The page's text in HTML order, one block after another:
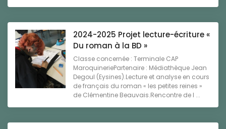
2024-2025 Projet lecture-écriture «
Du roman à la BD »
Classe concernée : Terminale CAP
MaroquineriePartenaire : Médiathèque Jean
Degoul (Eysines).Lecture et analyse en cours
de français du roman « les petites reines »
de Clémentine Beauvais.Rencontre de l ...